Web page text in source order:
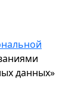
данных»